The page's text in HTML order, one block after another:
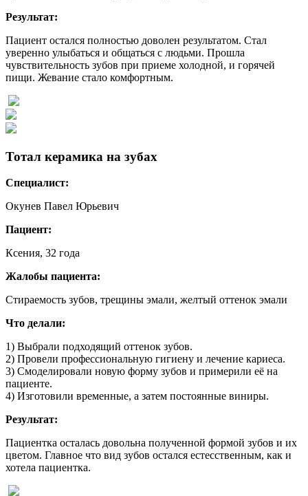
Результат:
Пациент остался полностью доволен результатом. Стал
уверенно улыбаться и общаться с людьми. Прошла
чувствительность зубов при приеме холодной, и горячей
пищи. Жевание стало комфортным.
Тотал керамика на зубах
Специалист:
Окунев Павел Юрьевич
Пациент:
Ксения, 32 года
Жалобы пациента:
Стираемость зубов, трещины эмали, желтый оттенок эмали
Что делали:
1) Выбрали подходящий оттенок зубов.
2) Провели профессиональную гигиену и лечение кариеса.
3) Смоделировали новую форму зубов и примерили её на
пациенте.
4) Изготовили временные, а затем постоянные виниры.
Результат:
Пациентка осталась довольна полученной формой зубов и их
цветом. Главное что вид зубов остался естесственным, как и
хотела пациентка.